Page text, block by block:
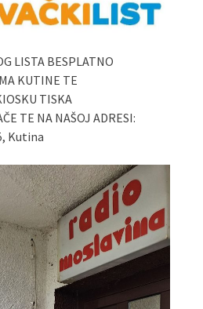
LISTA BESPLATNO
KUTINE TE
TISKA
TE NA NAŠOJ ADRESI:
Kutina